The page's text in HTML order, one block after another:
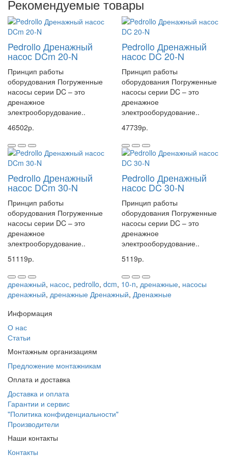
характеризуется высокими показателями прочности,
простым монтажом и максимальной надежностью. Насосы
рассчитаны на функционирование в автоматическом
режиме при стационарной установке. Рекомендуемые
размеры колодца в этом случае – от 500х500х500 мм.
Максимальный уровень погружения 10 метров.
Максимальная температура перекачиваемой жидкости 40
градусов.
30 - 3 мм.
Уровень опорожнения у DC 10 и DC 20 - 23 мм, у DC 30 - 15
мм.
В комплект поставки входят
DCm (однофазный):
- кабель электропитания с изоляцией из неопрена H07 RN-F,
длина – 10 м.
- поплавковый выключатель
- пульт управления, имеет конденсатор
Пропускная способность:
19.5 куб. м/час
Потребляемая мощность:750 Вт
Рекомендуемые товары
Pedrollo Дренажный
насос DCm 20-N
Принцип работы
оборудования Погруженные
насосы серии DC – это
дренажное
электрооборудование..
46502р.
Pedrollo Дренажный
насос DC 20-N
Принцип работы
оборудования Погруженные
насосы серии DC – это
дренажное
электрооборудование..
47739р.
Pedrollo Дренажный
насос DCm 30-N
Принцип работы
оборудования Погруженные
насосы серии DC – это
дренажное
электрооборудование..
51119р.
Pedrollo Дренажный
насос DC 30-N
Принцип работы
оборудования Погруженные
насосы серии DC – это
дренажное
электрооборудование..
5119р.
дренажный, насос, pedrollo, dcm, 10-n, дренажные, насосы
дренажный, дренажные Дренажный, Дренажные
Информация
О нас
Статьи
Монтажным организациям
Предложение монтажникам
Оплата и доставка
Доставка и оплата
Гарантии и сервис
"Политика конфиденциальности"
Производители
Наши контакты
Контакты